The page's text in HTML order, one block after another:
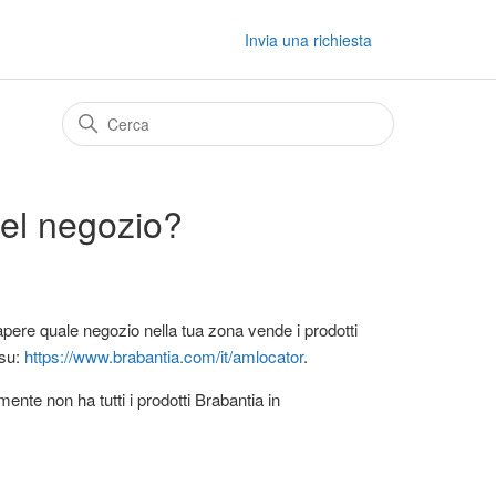
Invia una richiesta
negozio?
quale negozio nella tua zona vende i prodotti
https://www.brabantia.com/it/amlocator.
non ha tutti i prodotti Brabantia in